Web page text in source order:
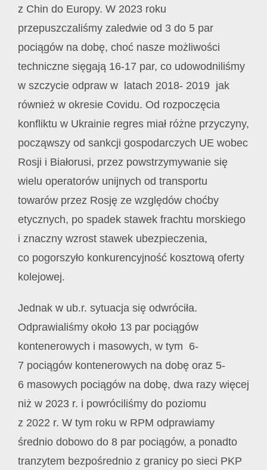
z Chin do Europy. W 2023 roku
przepuszczaliśmy zaledwie od 3 do 5 par
pociągów na dobę, choć nasze możliwości
techniczne sięgają 16-17 par, co udowodniliśmy
w szczycie odpraw w latach 2018- 2019 jak
również w okresie Covidu. Od rozpoczęcia
konfliktu w Ukrainie regres miał różne przyczyny,
począwszy od sankcji gospodarczych UE wobec
Rosji i Białorusi, przez powstrzymywanie się
wielu operatorów unijnych od transportu
towarów przez Rosję ze względów choćby
etycznych, po spadek stawek frachtu morskiego
i znaczny wzrost stawek ubezpieczenia,
co pogorszyło konkurencyjność kosztową oferty
kolejowej.
Jednak w ub.r. sytuacja się odwróciła.
Odprawialiśmy około 13 par pociągów
kontenerowych i masowych, w tym 6-
7 pociągów kontenerowych na dobę oraz 5-
6 masowych pociągów na dobę, dwa razy więcej
niż w 2023 r. i powróciliśmy do poziomu
z 2022 r. W tym roku w RPM odprawiamy
średnio dobowo do 8 par pociągów, a ponadto
tranzytem bezpośrednio z granicy po sieci PKP